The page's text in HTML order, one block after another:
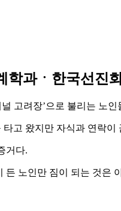
학과ㆍ한국선진
고려장’으로 불리는 노
고 왔지만 자식과 연락
거다.
든 노인만 짐이 되는 것은